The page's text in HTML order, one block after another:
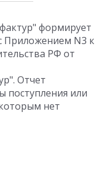
" формирует
Приложением N3 к
РФ от
". Отчет
поступления или
нет